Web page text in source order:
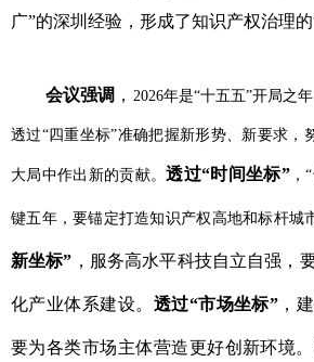
广”的深圳经验，形成了知识产权治理的
会议强调 ， 2026年是“十五五”开局之
透过“四重坐标”准确把握新形势、新要求，
大局中作出新的贡献。透过“时间坐标”，
键五年，要锚定打造知识产权高地和标杆城
新坐标” ，服务高水平科技自立自强，
化产业体系建设。 透过“市场坐标”，
要为各类市场主体营造更好创新环境。